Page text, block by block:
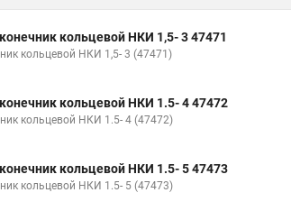
кольцевой НКИ 1,5- 3 47471
кольцевой НКИ 1,5- 3 (47471)
кольцевой НКИ 1.5- 4 47472
кольцевой НКИ 1.5- 4 (47472)
кольцевой НКИ 1.5- 5 47473
кольцевой НКИ 1.5- 5 (47473)